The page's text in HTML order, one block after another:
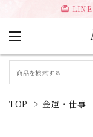
card_giftcard LINE
TOP > 金運・仕事